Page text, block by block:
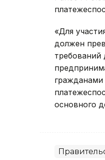
«Для
должен
требований
гражданами
основного